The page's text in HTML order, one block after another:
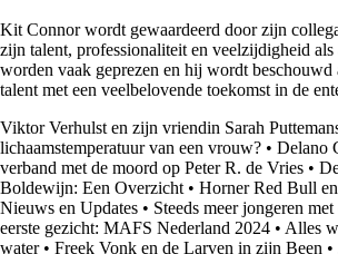
Kit Connor wordt gewaardeerd door zijn
zijn talent, professionaliteit en veelzijdigheid als
worden vaak geprezen en hij wordt beschouwd
talent met een veelbelovende toekomst in de
Viktor Verhulst en zijn vriendin Sarah
lichaamstemperatuur van een vrouw? • Delano
verband met de moord op Peter R. de Vries •
Boldewijn: Een Overzicht • Horner Red Bull
Nieuws en Updates • Steeds meer jongeren met
eerste gezicht: MAFS Nederland 2024 • Alles
water• Freek Vonk en de Larven in zijn Been •